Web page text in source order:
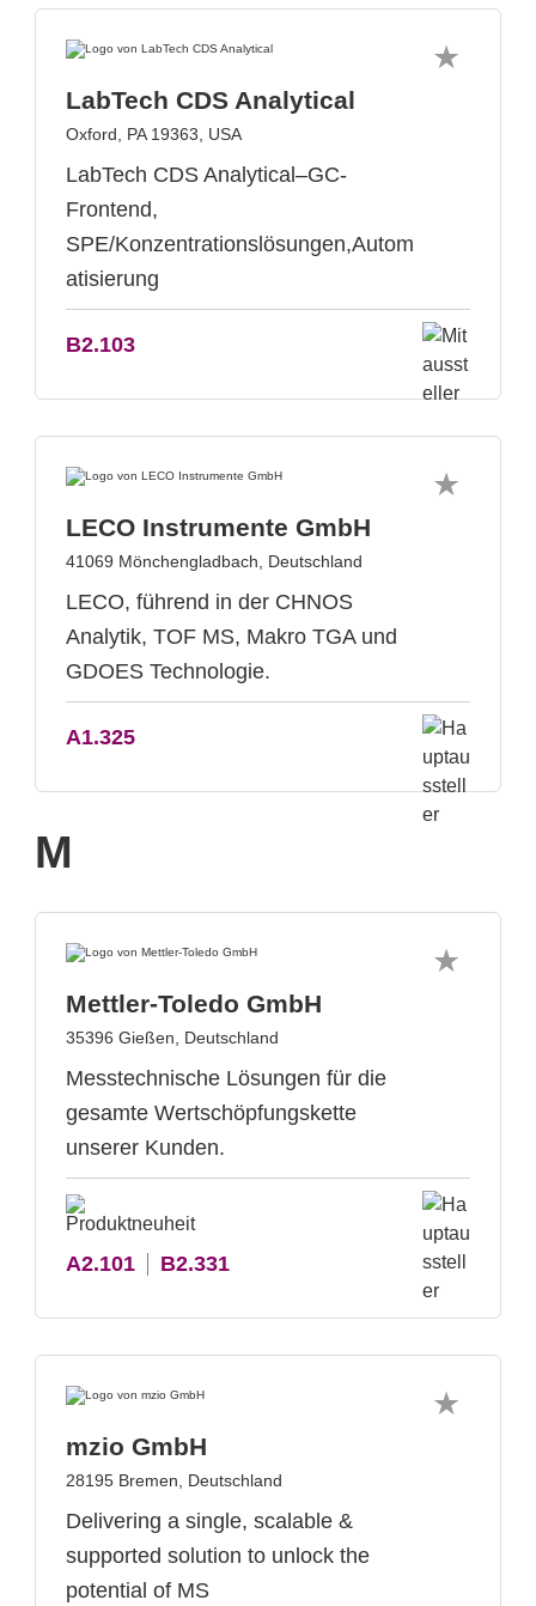
LabTech CDS Analytical
Oxford, PA 19363, USA
LabTech CDS Analytical–GC-
Frontend,
SPE/Konzentrationslösungen,Autom
atisierung
B2.103
LECO Instrumente GmbH
41069 Mönchengladbach, Deutschland
LECO, führend in der CHNOS
Analytik, TOF MS, Makro TGA und
GDOES Technologie.
A1.325
M
Mettler-Toledo GmbH
35396 Gießen, Deutschland
Messtechnische Lösungen für die
gesamte Wertschöpfungskette
unserer Kunden.
A2.101 B2.331
mzio GmbH
28195 Bremen, Deutschland
Delivering a single, scalable &
supported solution to unlock the
potential of MS